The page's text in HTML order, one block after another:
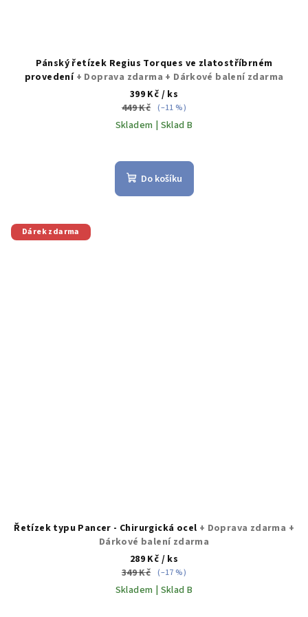
Pánský řetízek Regius Torques ve zlatostříbrném
provedení + Doprava zdarma + Dárkové balení zdarma
399 Kč / ks
449 Kč (–11 %)
Skladem | Sklad B
hodnocení
produktu
Do košíku
Dárek zdarma
Řetízek typu Pancer - Chirurgická ocel + Doprava zdarma +
Dárkové balení zdarma
289 Kč / ks
349 Kč (–17 %)
Skladem | Sklad B